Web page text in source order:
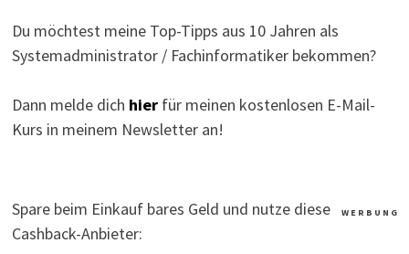
Du möchtest meine Top-Tipps aus 10 Jahren als
Systemadministrator / Fachinformatiker bekommen?
Dann melde dich hierfür meinen kostenlosen E-Mail-
Kurs in meinem Newsletter an!
W E R B U N G
Spare beim Einkauf bares Geld und nutze diese
Cashback-Anbieter: